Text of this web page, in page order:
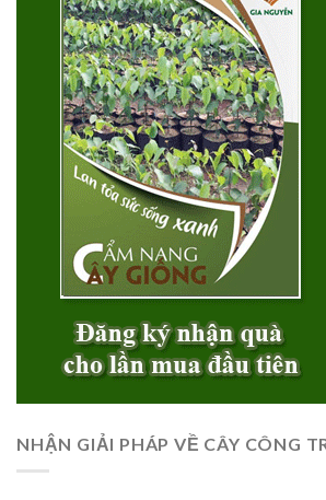
NHẬN GIẢI PHÁP VỀ CÂY CÔNG